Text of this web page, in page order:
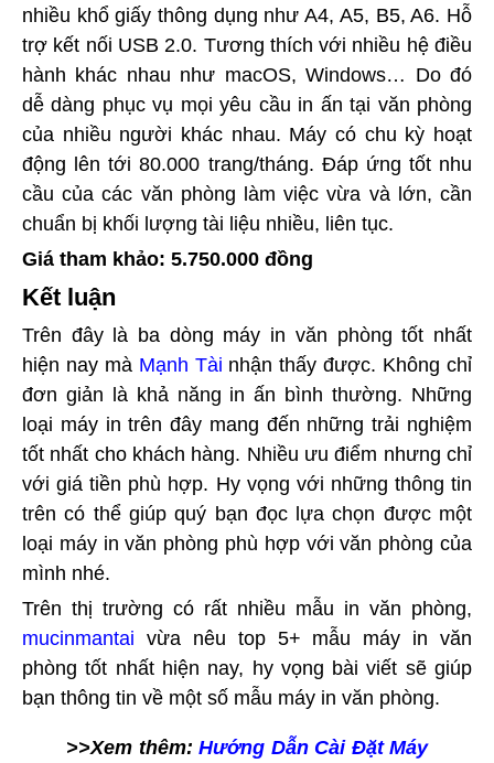
nhiều khổ giấy thông dụng như A4, A5, B5, A6. Hỗ
trợ kết nối USB 2.0. Tương thích với nhiều hệ điều
hành khác nhau như macOS, Windows… Do đó
dễ dàng phục vụ mọi yêu cầu in ấn tại văn phòng
của nhiều người khác nhau. Máy có chu kỳ hoạt
động lên tới 80.000 trang/tháng. Đáp ứng tốt nhu
cầu của các văn phòng làm việc vừa và lớn, cần
chuẩn bị khối lượng tài liệu nhiều, liên tục.
Giá tham khảo: 5.750.000 đồng
Kết luận
Trên đây là ba dòng máy in văn phòng tốt nhất
hiện nay mà Mạnh Tài nhận thấy được. Không chỉ
đơn giản là khả năng in ấn bình thường. Những
loại máy in trên đây mang đến những trải nghiệm
tốt nhất cho khách hàng. Nhiều ưu điểm nhưng chỉ
với giá tiền phù hợp. Hy vọng với những thông tin
trên có thể giúp quý bạn đọc lựa chọn được một
loại máy in văn phòng phù hợp với văn phòng của
mình nhé.
Trên thị trường có rất nhiều mẫu in văn phòng,
mucinmantai vừa nêu top 5+ mẫu máy in văn
phòng tốt nhất hiện nay, hy vọng bài viết sẽ giúp
bạn thông tin về một số mẫu máy in văn phòng.
>>Xem thêm: Hướng Dẫn Cài Đặt Máy